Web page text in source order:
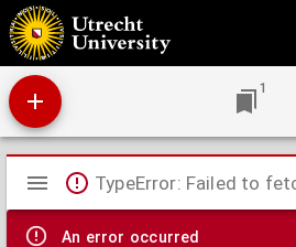
Gemeente Hoogland : sectie E genaamd Koelhorst :
1
Mirador
viewer
TypeError: Failed to
An error occurred